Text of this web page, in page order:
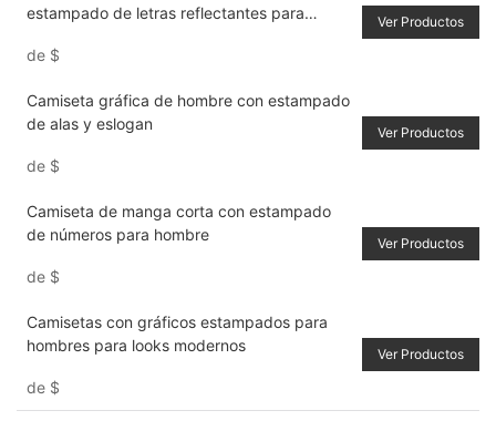
estampado de letras reflectantes para
de $
Ver Productos
Camiseta gráfica de hombre con estampado
de alas y eslogan
de $
Ver Productos
Camiseta de manga corta con estampado
de números para hombre
de $
Ver Productos
Camisetas con gráficos estampados para
hombres para looks modernos
de $
Ver Productos